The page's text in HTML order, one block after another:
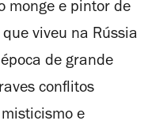
monge e pintor de
viveu na Rússia
de grande
conflitos
e